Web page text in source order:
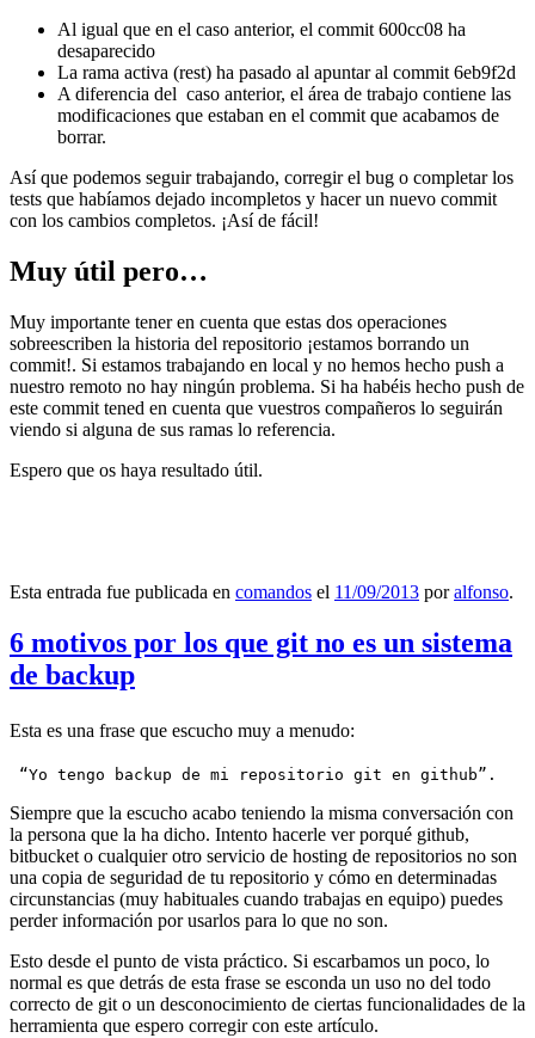
Al igual que en el caso anterior, el commit 600cc08 ha
desaparecido
La rama activa (rest) ha pasado al apuntar al commit 6eb9f2d
A diferencia del caso anterior, el área de trabajo contiene las
modificaciones que estaban en el commit que acabamos de
borrar.
Así que podemos seguir trabajando, corregir el bug o completar los
tests que habíamos dejado incompletos y hacer un nuevo commit
con los cambios completos. ¡Así de fácil!
Muy útil pero…
Muy importante tener en cuenta que estas dos operaciones
sobreescriben la historia del repositorio ¡estamos borrando un
commit!. Si estamos trabajando en local y no hemos hecho push a
nuestro remoto no hay ningún problema. Si ha habéis hecho push de
este commit tened en cuenta que vuestros compañeros lo seguirán
viendo si alguna de sus ramas lo referencia.
Espero que os haya resultado útil.
Esta entrada fue publicada en comandos el 11/09/2013 poralfonso.
6 motivos por los que git no es un sistema
de backup
Esta es una frase que escucho muy a menudo:
“Yo tengo backup de mi repositorio git en github”.
Siempre que la escucho acabo teniendo la misma conversación con
la persona que la ha dicho. Intento hacerle ver porqué github,
bitbucket o cualquier otro servicio de hosting de repositorios no son
una copia de seguridad de tu repositorio y cómo en determinadas
circunstancias (muy habituales cuando trabajas en equipo) puedes
perder información por usarlos para lo que no son.
Esto desde el punto de vista práctico. Si escarbamos un poco, lo
normal es que detrás de esta frase se esconda un uso no del todo
correcto de git o un desconocimiento de ciertas funcionalidades de la
herramienta que espero corregir con este artículo.